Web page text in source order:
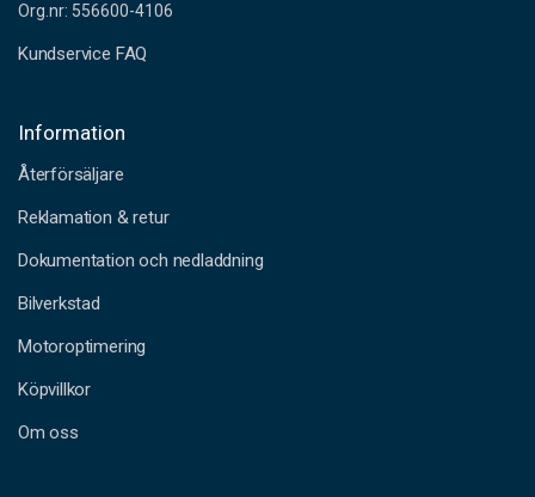
Org.nr: 556600-4106
Kundservice FAQ
Information
Återförsäljare
Reklamation & retur
Dokumentation och nedladdning
Bilverkstad
Motoroptimering
Köpvillkor
Om oss